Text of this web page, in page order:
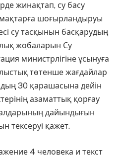
жинақтап, су басу
шоғырландыруы
су тасқынын басқарудың
жобаларын Су
министрлігіне ұсынуға
төтенше жағдайлар
30 қарашасына дейін
азаматтық қорғау
дайындығын
тексеруі қажет.